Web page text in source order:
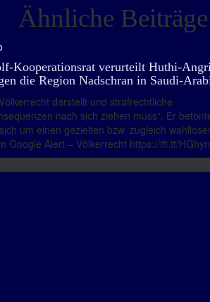
Ähnliche Beiträge
Kooperationsrat verurteilt Huthi-
die Region Nadschran in Saudi-
darstellt und strafrechtliche
nach sich ziehen muss“. Er
um einen gezielten bzw. zugleich
Google Alert – Völkerrecht https://ift.tt/